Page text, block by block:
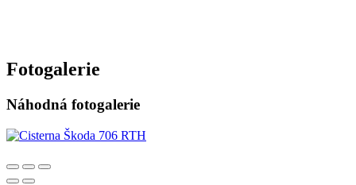
Fotogalerie
Náhodná fotogalerie